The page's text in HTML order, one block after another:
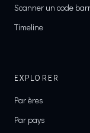
Scanner un code
Timeline
EXPLORER
Par ères
Par pays